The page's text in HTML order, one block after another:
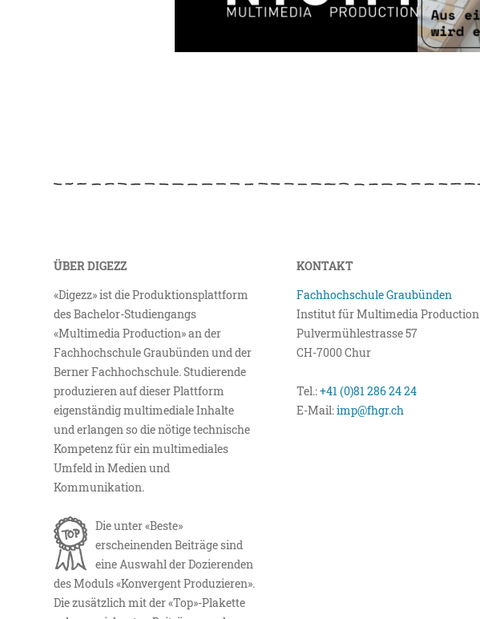
ÜBER DIGEZZ
«Digezz» ist die Produktionsplattform
des Bachelor-Studiengangs
«Multimedia Production» an der
Fachhochschule Graubünden und der
Berner Fachhochschule. Studierende
produzieren auf dieser Plattform
eigenständig multimediale Inhalte
und erlangen so die nötige technische
Kompetenz für ein multimediales
Umfeld in Medien und
Kommunikation.
Die unter «Beste»
erscheinenden Beiträge sind
eine Auswahl der Dozierenden
des Moduls «Konvergent Produzieren».
Die zusätzlich mit der «Top»-Plakette
KONTAKT
Fachhochschule Graubünden
Institut für Multimedia Production
Pulvermühlestrasse 57
CH-7000 Chur
Tel.:+41 (0)81 286 24 24
E-Mail:imp@fhgr.ch